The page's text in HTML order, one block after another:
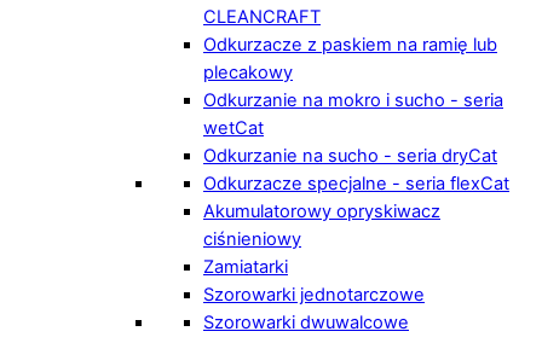
CLEANCRAFT
Odkurzacze z paskiem na ramię lub
plecakowy
Odkurzanie na mokro i sucho - seria
wetCat
Odkurzanie na sucho - seria dryCat
Odkurzacze specjalne - seria flexCat
Akumulatorowy opryskiwacz
ciśnieniowy
Zamiatarki
Szorowarki jednotarczowe
Szorowarki dwuwalcowe